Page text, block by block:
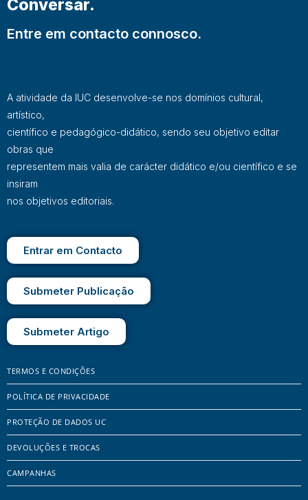
Conversar.
Entre em contacto connosco.
A atividade da IUC desenvolve-se nos domínios cultural,
artístico,
científico e pedagógico-didático, sendo seu objetivo editar
obras que
representem mais valia de carácter didático e/ou científico e se
insiram
nos objetivos editoriais.
Entrar em Contacto
Submeter Publicação
Submeter Artigo
TERMOS E CONDIÇÕES
POLÍTICA DE PRIVACIDADE
PROTEÇÃO DE DADOS UC
DEVOLUÇÕES E TROCAS
CAMPANHAS